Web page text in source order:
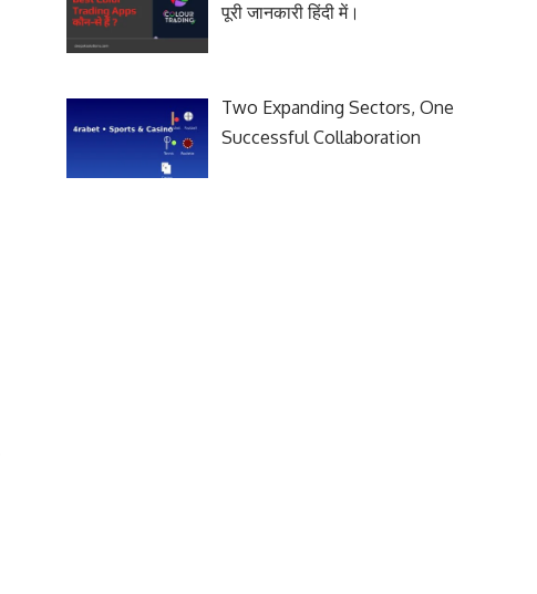
पूरी जानकारी हिंदी में।
Two Expanding Sectors, One
Successful Collaboration